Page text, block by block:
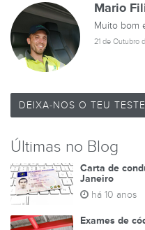
Mario
Muito bom
21 de Outubro
DEIXA-NOS O TEU
Últimas no Blog
Carta de
Janeiro
há 10 anos
Exames de